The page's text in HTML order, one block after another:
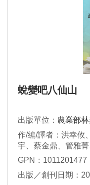
蛻變吧八仙山
出版單位： 農業部
作/編/譯者：洪幸攸
宇、蔡金鼎、管雅
宗賢、陳明宏、卿
宓、李偉涵
GPN：1011201477
出版／創刊日期：